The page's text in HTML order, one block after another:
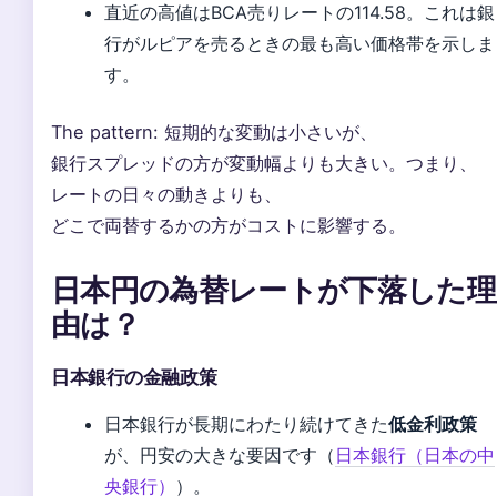
直近の高値はBCA売りレートの114.58。これは銀
行がルピアを売るときの最も高い価格帯を示しま
す。
The pattern: 短期的な変動は小さいが、
銀行スプレッドの方が変動幅よりも大きい。つまり、
レートの日々の動きよりも、
どこで両替するかの方がコストに影響する。
日本円の為替レートが下落した理
由は？
日本銀行の金融政策
日本銀行が長期にわたり続けてきた低金利政策
が、円安の大きな要因です（ 日本銀行（日本の中
央銀行） ）。